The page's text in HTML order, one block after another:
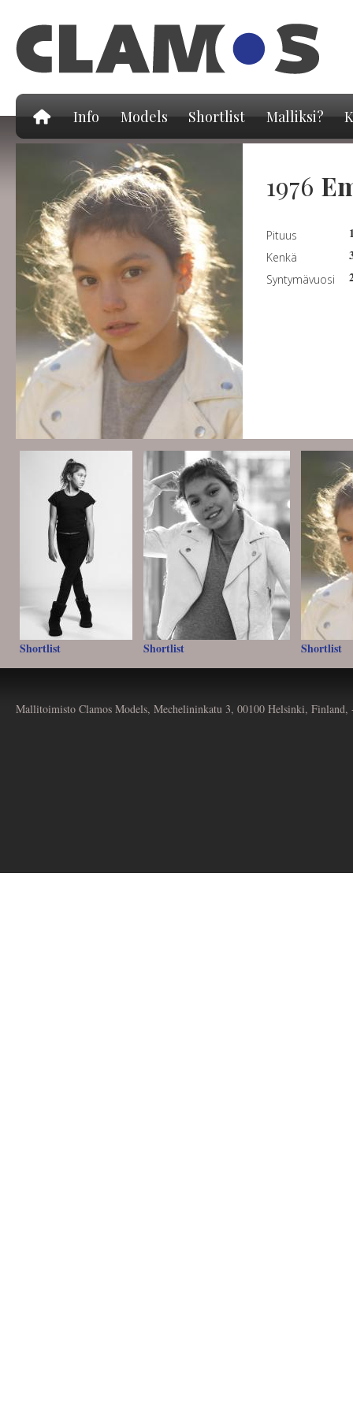
Info Models Shortlist Malliksi?
1976
Pituus
Kenkä
Syntymävuosi
Shortlist Shortlist Shortlist
Mallitoimisto Clamos Models, Mechelininkatu 3, 00100 Helsinki,